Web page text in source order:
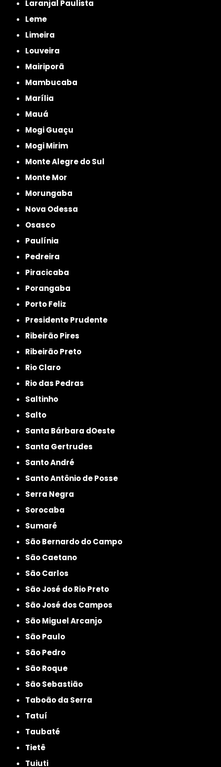
Laranjal Paulista
Leme
Limeira
Louveira
Mairiporã
Mambucaba
Marília
Mauá
Mogi Guaçu
Mogi Mirim
Monte Alegre do Sul
Monte Mor
Morungaba
Nova Odessa
Osasco
Paulínia
Pedreira
Piracicaba
Porangaba
Porto Feliz
Presidente Prudente
Ribeirão Pires
Ribeirão Preto
Rio Claro
Rio das Pedras
Saltinho
Salto
Santa Bárbara dOeste
Santa Gertrudes
Santo André
Santo Antônio de Posse
Serra Negra
Sorocaba
Sumaré
São Bernardo do Campo
São Caetano
São Carlos
São José do Rio Preto
São José dos Campos
São Miguel Arcanjo
São Paulo
São Pedro
São Roque
São Sebastião
Taboão da Serra
Tatuí
Taubaté
Tietê
Tuiuti